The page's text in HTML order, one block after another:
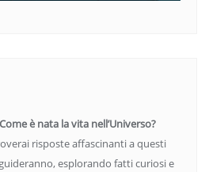
è nata la vita nell’Universo?
risposte affascinanti a questi
esplorando fatti curiosi e